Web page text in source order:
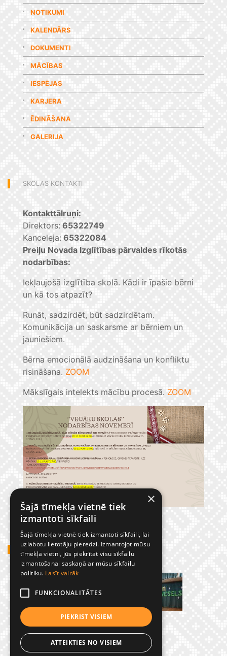
NOTIKUMI
KALENDĀRS
DOKUMENTI
MĀCĪBAS
IESPĒJAS
KARJERA
ĒDINĀŠANA
GALERIJA
SKOLAS KONTAKTI
Kontakttālruņi:
Direktors: 65322749
Kanceleja: 65322084
Preiļu Novada Izglītības pārvaldes rīkotās
nodarbības:
Iekļaujošā izglītība skolā. Kādi ir īpašie bērni
un kā tos atpazīt?
Runāt, sadzirdēt, būt sadzirdētam.
Komunikācija un saskarsme ar bērniem un
jauniešiem.
Bērna emocionālā audzināšana un konfliktu
risināšana. ZOOM
Mākslīgais intelekts mācību procesā. ZOOM
GADĪJUMBILDES
×
Šajā tīmekļa vietnē tiek
izmantoti sīkfaili
Šajā tīmekļa vietnē tiek izmantoti sīkfaili, lai
uzlabotu lietotāju pieredzi. Izmantojot mūsu
tīmekļa vietni, jūs piekrītat visu sīkfailu
izmantošanai saskaņā ar mūsu sīkfailu
politiku. Lasīt vairāk
FUNKCIONALITĀTES
PIEKRIST VISIEM
ATTEIKTIES NO VISIEM